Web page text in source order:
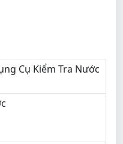
Cụ Kiểm Tra Nước